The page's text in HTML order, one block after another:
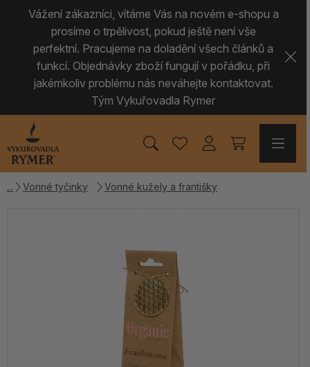
Vážení zákazníci, vítáme Vás na novém e-shopu a
prosíme o trpělivost, pokud ještě není vše
perfektní. Pracujeme na doladění všech článků a
funkcí. Objednávky zboží fungují v pořádku, při
jakémkoliv problému nás neváhejte kontaktovat.
Tým Vykuřovadla Rymer
Vonné tyčinky Vonné kužely a františky